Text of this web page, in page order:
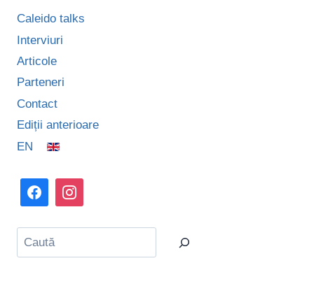
Caleido talks
Interviuri
Articole
Parteneri
Contact
Ediții anterioare
EN
Caută